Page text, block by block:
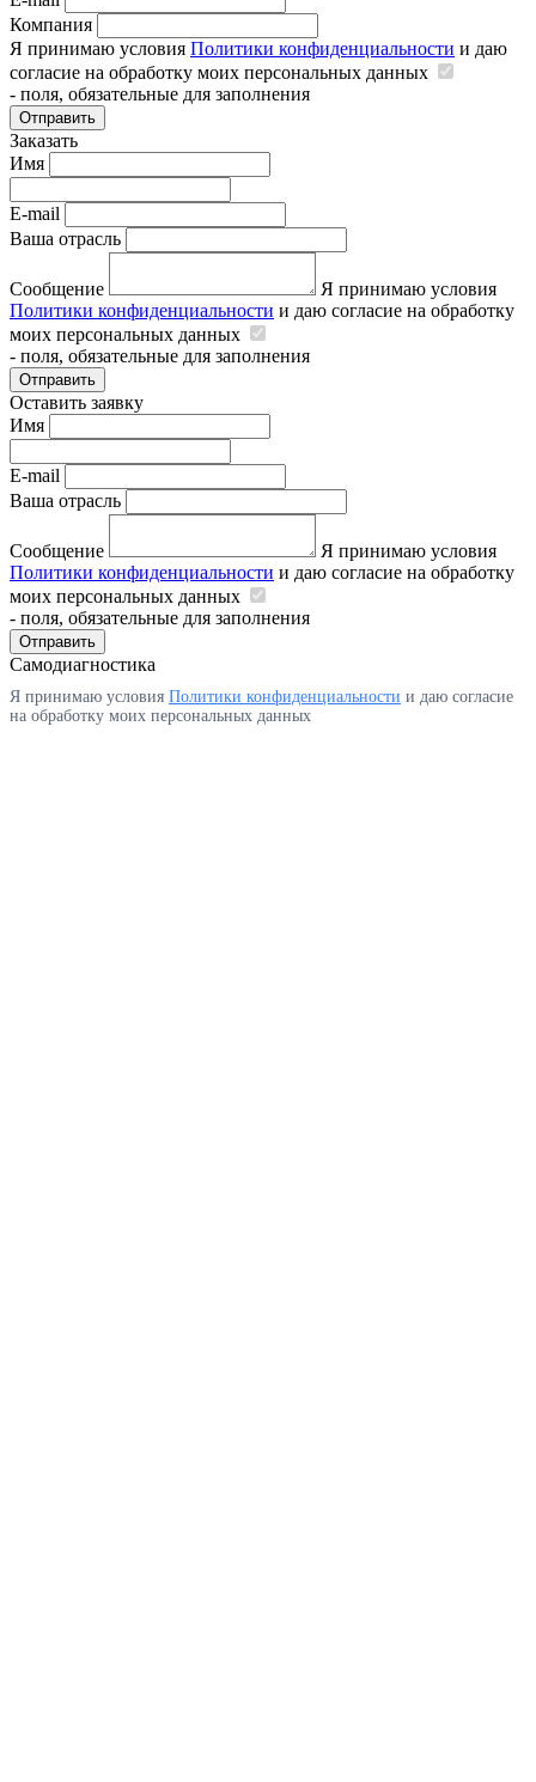
Компания
Я принимаю условия Политики конфиденциальности и даю
согласие на обработку моих персональных данных
- поля, обязательные для заполнения
Отправить
Заказать
Имя
E-mail
Ваша отрасль
Сообщение
Я принимаю условия
Политики конфиденциальности и даю согласие на обработку
моих персональных данных
- поля, обязательные для заполнения
Отправить
Оставить заявку
Имя
E-mail
Ваша отрасль
Сообщение
Я принимаю условия
Политики конфиденциальности и даю согласие на обработку
моих персональных данных
- поля, обязательные для заполнения
Отправить
Самодиагностика
Я принимаю условия Политики конфиденциальности и даю согласие
на обработку моих персональных данных